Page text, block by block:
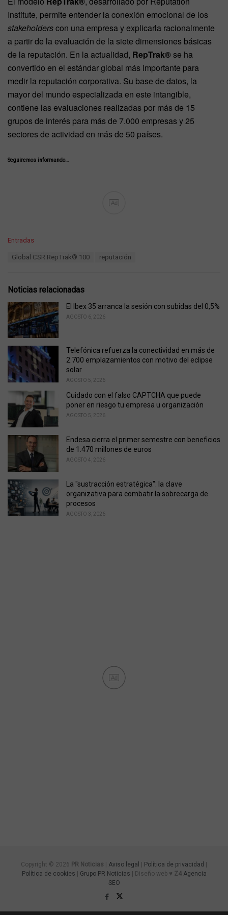
Institute, permite entender la conexión emocional de los
stakeholderscon una empresa y explicarla racionalmente
a partir de la evaluación de la siete dimensiones básicas
de la reputación. En la actualidad, RepTrak®se ha
convertido en el estándar global más importante para
medir la reputación corporativa. Su base de datos, la
mayor del mundo especializada en este intangible,
contiene las evaluaciones realizadas por más de 15
grupos de interés para más de 7.000 empresas y 25
sectores de actividad en más de 50 países.
Seguiremos informando…
Ad
C
o
r
i
e
s
Entradas
:
Global CSR RepTrak® 100 reputación
Noticias relacionadas
El Ibex 35 arranca la sesión con subidas del 0,5%
AGOSTO 6, 2026
Telefónica refuerza la conectividad en más de
2.700 emplazamientos con motivo del eclipse
solar
AGOSTO 5, 2026
Cuidado con el falso CAPTCHA que puede
poner en riesgo tu empresa u organización
AGOSTO 5, 2026
Endesa cierra el primer semestre con beneficios
de 1.470 millones de euros
AGOSTO 4, 2026
La "sustracción estratégica": la clave
organizativa para combatir la sobrecarga de
procesos
AGOSTO 3, 2026
Ad
Copyright © 2026 PR Noticias | Aviso legal | Política de privacidad |
Política de cookies | Grupo PR Noticias | Diseño web ♥ Z4 Agencia
SEO